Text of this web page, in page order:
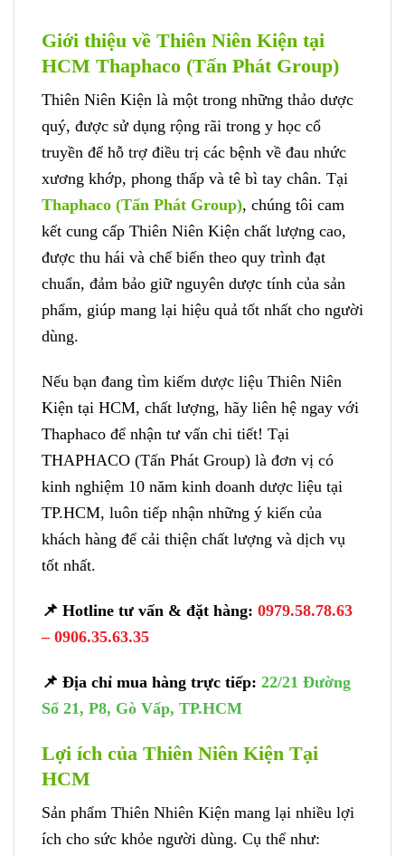
Giới thiệu về Thiên Niên Kiện tại
HCM Thaphaco (Tấn Phát Group)
Thiên Niên Kiện là một trong những thảo dược
quý, được sử dụng rộng rãi trong y học cổ
truyền để hỗ trợ điều trị các bệnh về đau nhức
xương khớp, phong thấp và tê bì tay chân. Tại
Thaphaco (Tấn Phát Group), chúng tôi cam
kết cung cấp Thiên Niên Kiện chất lượng cao,
được thu hái và chế biến theo quy trình đạt
chuẩn, đảm bảo giữ nguyên dược tính của sản
phẩm, giúp mang lại hiệu quả tốt nhất cho người
dùng.
Nếu bạn đang tìm kiếm dược liệu Thiên Niên
Kiện tại HCM, chất lượng, hãy liên hệ ngay với
Thaphaco để nhận tư vấn chi tiết! Tại
THAPHACO (Tấn Phát Group) là đơn vị có
kinh nghiệm 10 năm kinh doanh dược liệu tại
TP.HCM, luôn tiếp nhận những ý kiến của
khách hàng để cải thiện chất lượng và dịch vụ
tốt nhất.
📌 Hotline tư vấn & đặt hàng: 0979.58.78.63
– 0906.35.63.35
📌 Địa chỉ mua hàng trực tiếp: 22/21 Đường
Số 21, P8, Gò Vấp, TP.HCM
Lợi ích của Thiên Niên Kiện Tại
HCM
Sản phẩm Thiên Nhiên Kiện mang lại nhiều lợi
ích cho sức khỏe người dùng. Cụ thể như: